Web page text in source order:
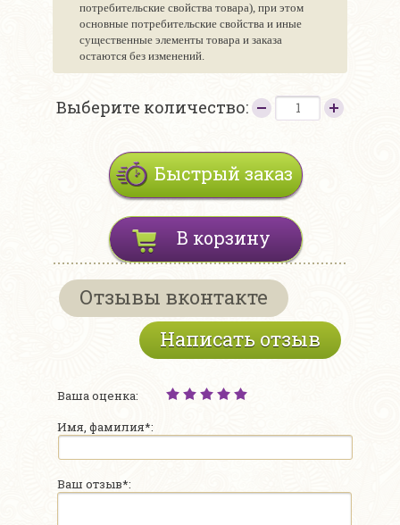
потребительские свойства товара), при этом
основные потребительские свойства и иные
существенные элементы товара и заказа
остаются без изменений.
Выберите количество:
Быстрый заказ
В корзину
Отзывы вконтакте
Написать отзыв
Ваша оценка:
Имя, фамилия*:
Ваш отзыв*: